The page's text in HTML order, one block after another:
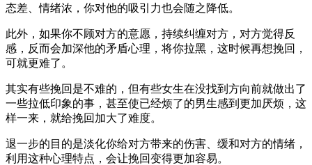
态差、情绪浓，你对他的吸引力也会随之降低。
此外，如果你不顾对方的意愿，持续纠缠对方，对方觉得反
感，反而会加深他的矛盾心理，将你拉黑，这时候再想挽回，
可就更难了。
其实有些挽回是不难的，但有些女生在没找到方向前就做出了
一些拉低印象的事，甚至使已经烦了的男生感到更加厌烦，这
样一来，就给挽回加大了难度。
退一步的目的是淡化你给对方带来的伤害、缓和对方的情绪，
利用这种心理特点，会让挽回变得更加容易。